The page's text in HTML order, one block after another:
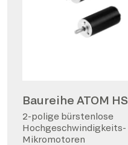
Baureihe ATOM HS
2-polige bürstenlose
Hochgeschwindigkeits-
Mikromotoren